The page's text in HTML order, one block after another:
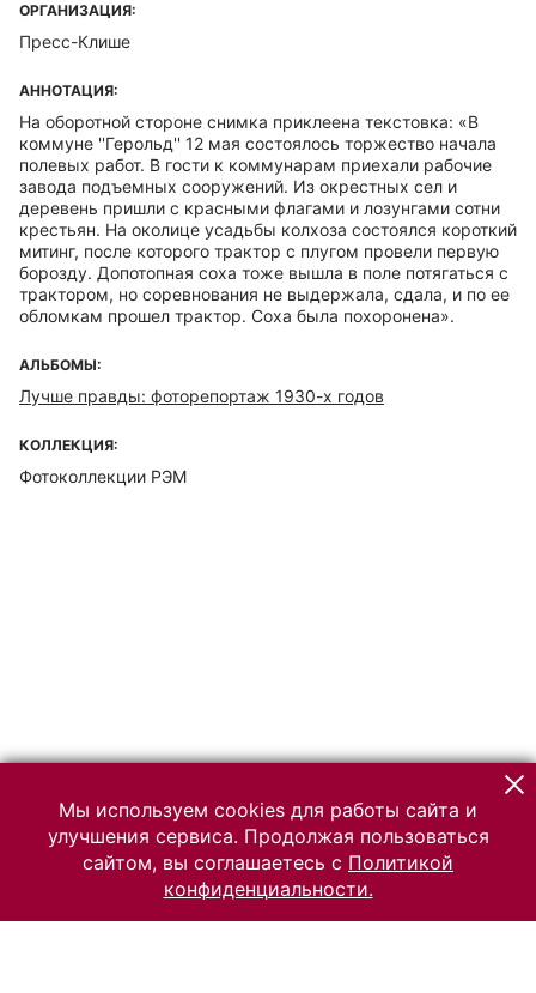
ОРГАНИЗАЦИЯ:
Пресс-Клише
АННОТАЦИЯ:
На оборотной стороне снимка приклеена текстовка: «В
коммуне ''Герольд'' 12 мая состоялось торжество начала
полевых работ. В гости к коммунарам приехали рабочие
завода подъемных сооружений. Из окрестных сел и
деревень пришли с красными флагами и лозунгами сотни
крестьян. На околице усадьбы колхоза состоялся короткий
митинг, после которого трактор с плугом провели первую
борозду. Допотопная соха тоже вышла в поле потягаться с
трактором, но соревнования не выдержала, сдала, и по ее
обломкам прошел трактор. Соха была похоронена».
АЛЬБОМЫ:
Лучше правды: фоторепортаж 1930-х годов
КОЛЛЕКЦИЯ:
Фотоколлекции РЭМ
Мы используем cookies для работы сайта и
улучшения сервиса. Продолжая пользоваться
сайтом, вы соглашаетесь с Политикой
конфиденциальности.